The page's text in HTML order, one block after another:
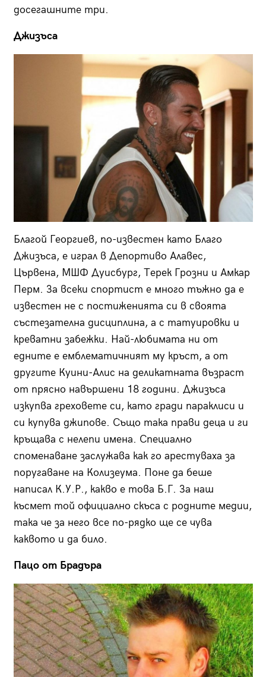
досегашните три.
Джизъса
Благой Георгиев, по-известен като Благо
Джизъса, е играл в Депортиво Алавес,
Цървена, МШФ Дуисбург, Терек Грозни и Амкар
Перм. За всеки спортист е много тъжно да е
известен не с постиженията си в своята
състезателна дисциплина, а с татуировки и
креватни забежки. Най-любимата ни от
едните е емблематичният му кръст, а от
другите Куини-Алис на деликатната възраст
от прясно навършени 18 години. Джизъса
изкупва греховете си, като гради параклиси и
си купува джипове. Също така прави деца и ги
кръщава с нелепи имена. Специално
споменаване заслужава как го арестуваха за
поругаване на Колизеума. Поне да беше
написал К.У.Р., какво е това Б.Г. За наш
късмет той официално скъса с родните медии,
така че за него все по-рядко ще се чува
каквото и да било.
Пацо от Брадъра